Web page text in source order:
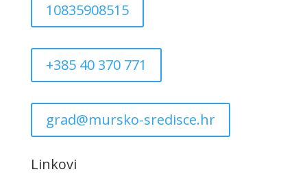
10835908515
+385 40 370 771
grad@mursko-sredisce.hr
Linkovi